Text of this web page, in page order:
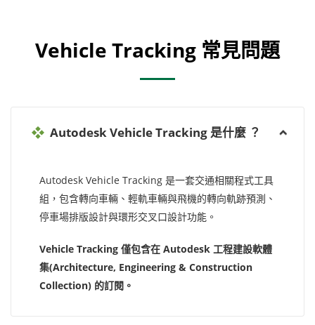
Vehicle Tracking 常見問題
Autodesk Vehicle Tracking 是什麼 ？
Autodesk Vehicle Tracking 是一套交通相關程式工具
組，包含轉向車輛、輕軌車輛與飛機的轉向軌跡預測、
停車場排版設計與環形交叉口設計功能。
Vehicle Tracking 僅包含在 Autodesk 工程建設軟體
集(Architecture, Engineering & Construction
Collection) 的訂閱。